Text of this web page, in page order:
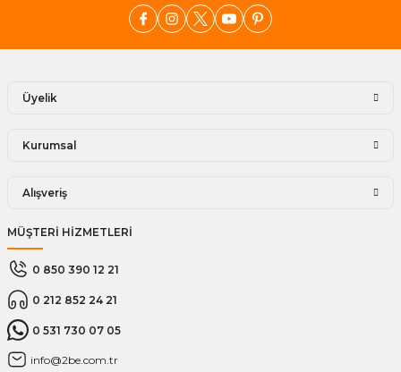
Üyelik
Kurumsal
Alışveriş
MÜŞTERİ HİZMETLERİ
0 850 390 12 21
0 212 852 24 21
0 531 730 07 05
info@2be.com.tr